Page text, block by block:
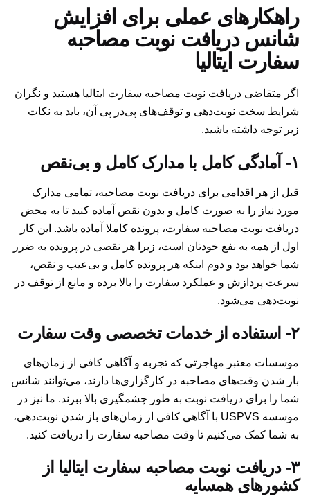
راهکارهای عملی برای افزایش
شانس دریافت نوبت مصاحبه
سفارت ایتالیا
اگر متقاضی دریافت نوبت مصاحبه سفارت ایتالیا هستید و نگران
شرایط سخت نوبت‌دهی و توقف‌های پی‌در پی آن، باید به نکات
زیر توجه داشته باشید.
۱- آمادگی کامل با مدارک کامل و بی‌نقص
قبل از هر اقدامی برای دریافت نوبت مصاحبه، تمامی مدارک
مورد نیاز را به صورت کامل و بدون نقص آماده کنید تا به محض
دریافت نوبت مصاحبه سفارت، پرونده کاملا آماده باشد. این کار
اول از همه به نفع خودتان است، زیرا هر نقصی در پرونده به ضرر
شما خواهد بود و دوم اینکه هر پرونده کامل و بی‌عیب و نقص،
سرعت پردازش و عملکرد سفارت را بالا برده و مانع از توقف در
نوبت‌دهی می‌شود.
۲- استفاده از خدمات تخصصی وقت سفارت
موسسات معتبر مهاجرتی که تجربه و آگاهی کافی از زمان‌های
باز شدن وقت‌های مصاحبه در کارگزاری‌ها دارند، می‌توانند شانس
شما را برای دریافت نوبت به طور چشمگیری بالا ببرند. ما نیز در
موسسه USPVS با آگاهی کافی از زمان‌های باز شدن نوبت‌دهی،
به شما کمک می‌کنیم تا وقت مصاحبه سفارت را دریافت کنید.
۳- دریافت نوبت مصاحبه سفارت ایتالیا از
کشورهای همسایه